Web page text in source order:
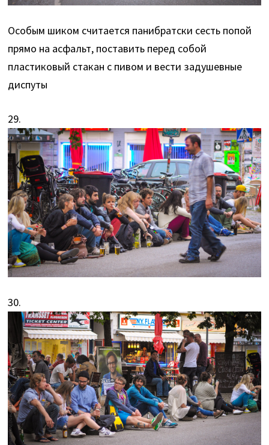
Особым шиком считается панибратски сесть попой
прямо на асфальт, поставить перед собой
пластиковый стакан с пивом и вести задушевные
диспуты
29.
30.